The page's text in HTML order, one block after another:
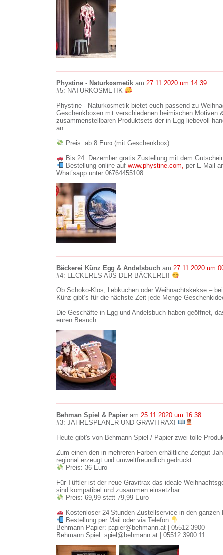
Phystine - Naturkosmetik am 27.11.2020 um 14:39:
#5: NATURKOSMETIK
Phystine - Naturkosmetik bietet euch passend zu
Geschenkboxen mit verschiedenen heimischen Motiven
zusammenstellbaren Produktsets der in Egg liebevoll
an.
Preis: ab 8 Euro (mit Geschenkbox)
Bis 24. Dezember gratis Zustellung mit dem
Bestellung online auf www.phystine.com, per E-Mail
What’sapp unter 06764455108.
Bäckerei Künz Egg & Andelsbuch am 27.11.2020 um
#4: LECKERES AUS DER BÄCKEREI!
Ob Schoko-Klos, Lebkuchen oder Weihnachtskekse –
Künz gibt’s für die nächste Zeit jede Menge
Die Geschäfte in Egg und Andelsbuch haben geöffnet,
euren Besuch
Behman Spiel & Papier am 25.11.2020 um 16:38:
#3: JAHRESPLANER UND GRAVITRAX!
Heute gibt's von Behmann Spiel / Papier zwei tolle
Zum einen den in mehreren Farben erhältliche Zeitgut
regional erzeugt und umweltfreundlich gedruckt.
Preis: 36 Euro
Für Tüftler ist der neue Gravitrax das ideale
sind kompatibel und zusammen einsetzbar.
Preis: 69,99 statt 79,99 Euro
Kostenloser 24-Stunden-Zustellservice in den ganzen
Bestellung per Mail oder via Telefon
Behmann Papier: papier@behmann.at | 05512 3900
Behmann Spiel: spiel@behmann.at | 05512 3900 11